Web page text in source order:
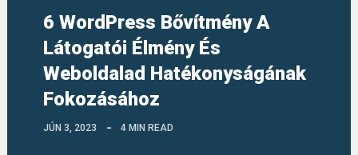
6 WordPress Bővítmény A
Látogatói Élmény És
Weboldalad Hatékonyságának
Fokozásához
JÚN 3, 2023 4 MIN READ